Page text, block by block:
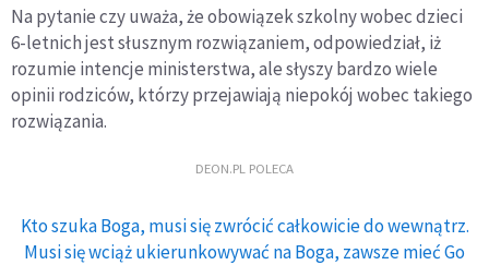
Na pytanie czy uważa, że obowiązek szkolny wobec dzieci
6-letnich jest słusznym rozwiązaniem, odpowiedział, iż
rozumie intencje ministerstwa, ale słyszy bardzo wiele
opinii rodziców, którzy przejawiają niepokój wobec takiego
rozwiązania.
DEON.PL POLECA
Kto szuka Boga, musi się zwrócić całkowicie do wewnątrz.
Musi się wciąż ukierunkowywać na Boga, zawsze mieć Go